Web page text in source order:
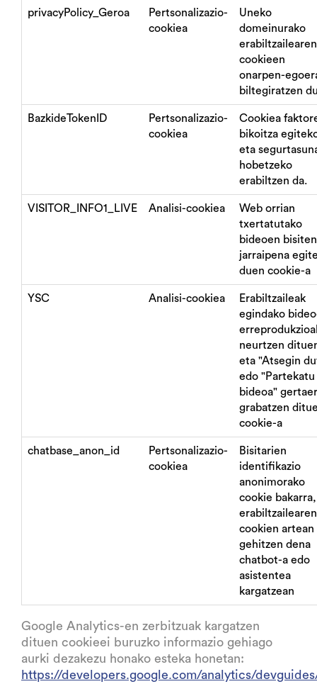
privacyPolicy_Geroa
Pertsonalizazio-
cookiea
Uneko
domeinurako
erabiltzailearen
cookieen
onarpen-
biltegiratzen
BazkideTokenID
Pertsonalizazio-
cookiea
Cookiea
bikoitza
eta
hobetzeko
erabiltzen da.
VISITOR_INFO1_LIVE Analisi-cookiea
Web orrian
txertatutako
bideoen bisiten
jarraipena
duen cookie-a
YSC Analisi-cookiea
Erabiltzaileak
egindako
neurtzen
eta "Atsegin
edo "Partekatu
bideoa"
grabatzen
cookie-a
chatbase_anon_id
Pertsonalizazio-
cookiea
Bisitarien
identifikazio
anonimorako
cookie bakarra,
erabiltzailearen
cookien artean
gehitzen dena
chatbot-a edo
asistentea
kargatzean
Google Analytics-en zerbitzuak kargatzen
dituen cookieei buruzko informazio gehiago
aurki dezakezu honako esteka honetan:
https://developers.google.com/analytics/